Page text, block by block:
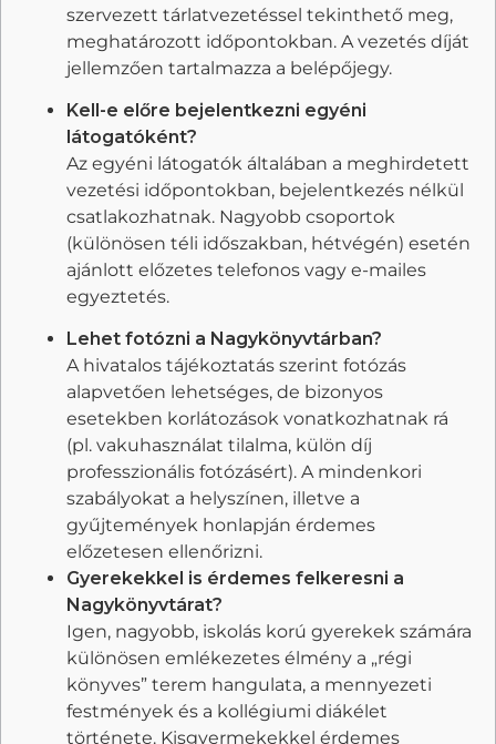
szervezett tárlatvezetéssel tekinthető meg,
meghatározott időpontokban. A vezetés díját
jellemzően tartalmazza a belépőjegy.
Kell-e előre bejelentkezni egyéni
látogatóként?
Az egyéni látogatók általában a meghirdetett
vezetési időpontokban, bejelentkezés nélkül
csatlakozhatnak. Nagyobb csoportok
(különösen téli időszakban, hétvégén) esetén
ajánlott előzetes telefonos vagy e-mailes
egyeztetés.
Lehet fotózni a Nagykönyvtárban?
A hivatalos tájékoztatás szerint fotózás
alapvetően lehetséges, de bizonyos
esetekben korlátozások vonatkozhatnak rá
(pl. vakuhasználat tilalma, külön díj
professzionális fotózásért). A mindenkori
szabályokat a helyszínen, illetve a
gyűjtemények honlapján érdemes
előzetesen ellenőrizni.
Gyerekekkel is érdemes felkeresni a
Nagykönyvtárat?
Igen, nagyobb, iskolás korú gyerekek számára
különösen emlékezetes élmény a „régi
könyves” terem hangulata, a mennyezeti
festmények és a kollégiumi diákélet
története. Kisgyermekekkel érdemes